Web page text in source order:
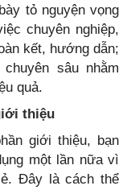
tỏ nguyện vọng
chuyên nghiệp,
kết, hướng dẫn;
sâu nhằm
quả.
thiệu
giới thiệu, bạn
một lần nữa vì
Đây là cách thể